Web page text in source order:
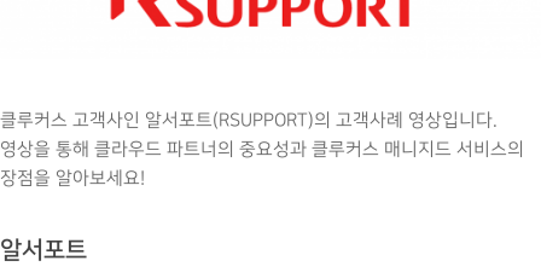
클루커스 고객사인 알서포트(RSUPPORT)의 고객사례 영상입니다.
영상을 통해 클라우드 파트너의 중요성과 클루커스 매니지드 서비스의
장점을 알아보세요!
알서포트